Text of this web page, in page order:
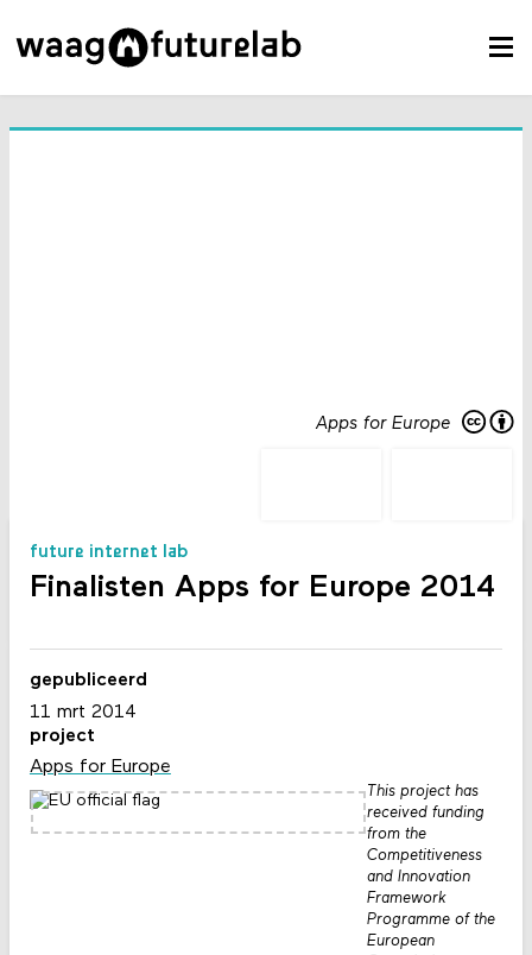
Apps for Europe
future internet lab
Finalisten Apps for Europe 2014
gepubliceerd
11 mrt 2014
project
Apps for Europe
This project has
received funding
from the
Competitiveness
and Innovation
Framework
Programme of the
European